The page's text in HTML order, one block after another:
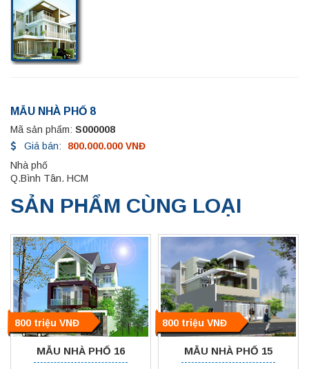
MẪU NHÀ PHỐ 8
Mã sản phẩm: S000008
Giá bán:
800.000.000 VNĐ
Nhà phố
Q.Bình Tân. HCM
SẢN PHẨM CÙNG LOẠI
800 triệu VNĐ
MẪU NHÀ PHỐ 16
800 triệu VNĐ
MẪU NHÀ PHỐ 15